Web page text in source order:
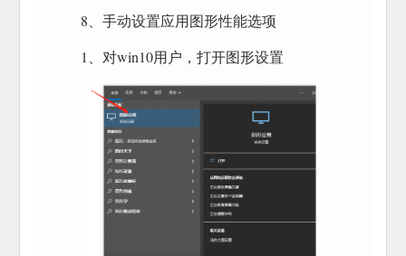
8、手动设置应用图形性能选项
1、对win10用户，打开图形设置